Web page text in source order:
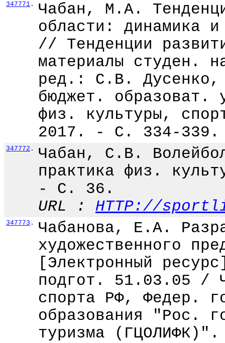
347771 .
Чабан, М.А.
области: динамика
// Тенденции
материалы студен.
ред.: С.В.
бюджет. образоват.
физ. культуры,
2017. - С. 334-339.
347772 .
Чабан, С.В.
практика физ.
- С. 36.
URL : HTTP://
347773 .
Чабанова, Е.А.
художественного
[Электронный
подгот. 51.03.05 /
спорта РФ, Федер.
образования "Рос.
туризма